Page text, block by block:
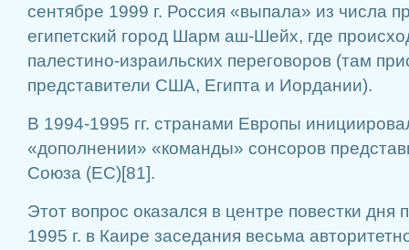
сентябре 1999 г. Россия «вы­пала» из числа
египетский город Шарм аш-Шейх, где
палестино-израильских переговоров (там
представители США, Египта и Иордании).
В 1994-1995 гг. странами Ев­ропы
«дополнении» «команды» сонсоров
Союза (ЕС)[81].
Этот вопрос оказался в цент­ре повестки
1995 г. в Каире заседания весьма